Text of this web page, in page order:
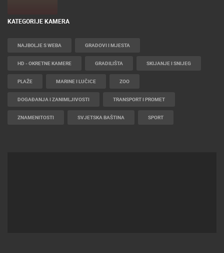
KATEGORIJE KAMERA
NAJBOLJE S WEBA GRADOVI I MJESTA
HD - OKRETNE KAMERE GRADILIŠTA SKIJANJE I SNIJEG
PLAŽE MARINE I LUČICE ZOO
DOGAĐANJA I ZANIMLJIVOSTI TRANSPORT I PROMET
ZNAMENITOSTI SVJETSKA BAŠTINA SPORT